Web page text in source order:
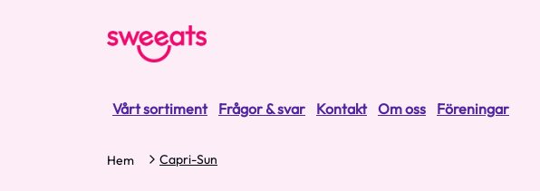
Vårt sortiment Frågor & svar Kontakt Om oss Föreningar
Hem Capri-Sun